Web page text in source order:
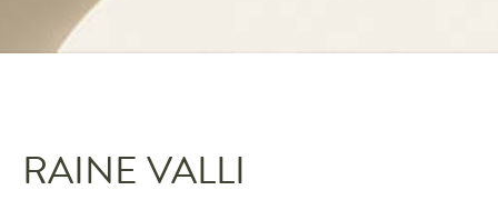
RAINE VALLI